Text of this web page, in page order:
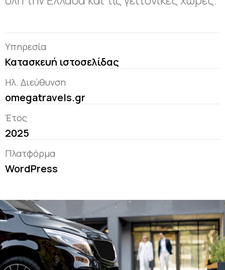
Υπηρεσία
Κατασκευή ιστοσελίδας
Ηλ. Διεύθυνση
omegatravels.gr
Έτος
2025
Πλατφόρμα
WordPress